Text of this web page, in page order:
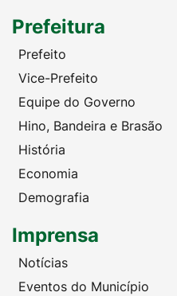
Prefeitura
Prefeito
Vice-Prefeito
Equipe do Governo
Hino, Bandeira e Brasão
História
Economia
Demografia
Imprensa
Notícias
Eventos do Município